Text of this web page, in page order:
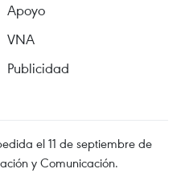
Apoyo
VNA
Publicidad
el 11 de septiembre de
y Comunicación.